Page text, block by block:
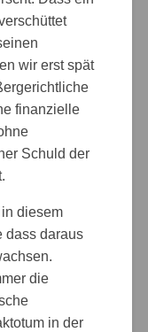
wir erst spät
finanzielle
Schuld der
diesem
dass daraus
die
in der